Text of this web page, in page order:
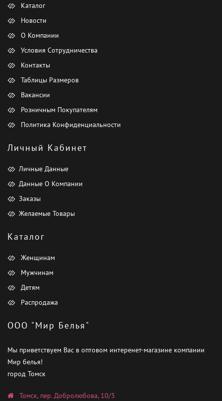
Каталог
Новости
О Компании
Условия Сотрудничества
Контакты
Таблицы Размеров
Вакансии
Розничным Покупателям
Политика Конфиденциальности
Личный Кабинет
Личные Данные
Данные О Компании
Заказы
Желаемые Товары
Каталог
Женщинам
Мужчинам
Детям
Распродажа
ООО "Мир Белья"
Мы приветствуем Вас в оптовом интеренет-магазине компании
Мир белья!
город Томск
Томск, пер. Добролюбова, 10/3